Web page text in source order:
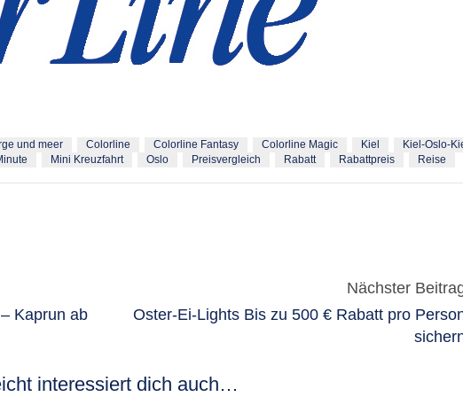
und meer Colorline Colorline Fantasy Colorline Magic Kiel
Kiel-Oslo-
Mini Kreuzfahrt Oslo Preisvergleich Rabatt Rabattpreis
Reise
Kaprun ab
Nächster
Oster-Ei-Lights Bis zu 500 € Rabatt pro
interessiert dich auch…